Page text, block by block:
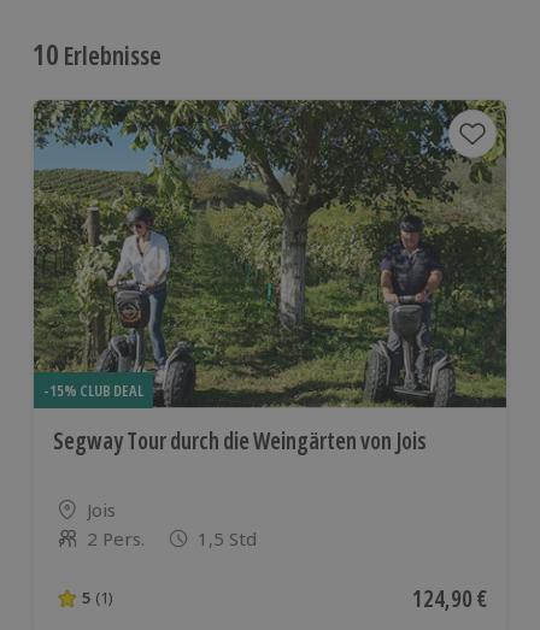
10 Erlebnisse
-15% CLUB DEAL
Segway Tour durch die Weingärten von Jois
Standort
Jois
Anzahl der Teilnehmer
2 Pers. 1,5 Std
5 von 5 Sternen basierend auf 1 Bewertungen
5 (1) Aktueller Preis
124,90 €